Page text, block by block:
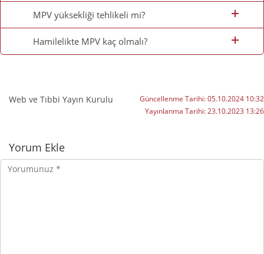
MPV yüksekliği tehlikeli mi?
Hamilelikte MPV kaç olmalı?
Web ve Tıbbi Yayın Kurulu Güncellenme Tarihi:05.10.2024 10:32
Yayınlanma Tarihi:23.10.2023 13:26
Yorumlar
Yorum Ekle
Yorumunuz